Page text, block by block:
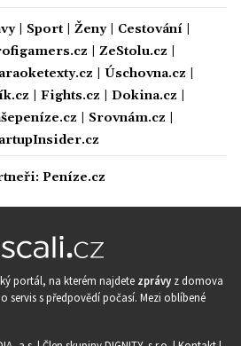
| Sport| Ženy| Cestování|
ZeStolu.cz
Úschovna.cz
Fights.cz Dokina.cz
Srovnám.cz
Peníze.cz
portál, na kterém najdete zprávy z domova
servis s předpovědí počasí. Mezi oblíbené